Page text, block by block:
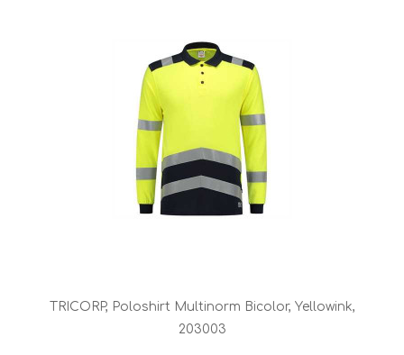
TRICORP, Poloshirt Multinorm Bicolor, Yellowink,
203003